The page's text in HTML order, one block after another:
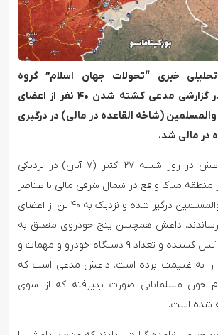
خبری “تحولات جهان اسلام” گروه
تروریستی داعش در گزارشی مدعی کشته شدن ۴۰ نفر از اعضای
(شاخه القاعده در مالی) در درگیری
در مالی شد.
بنابر این گزارش، داعش در روز شنبه ۲۷ اکتبر (۷ آبان) در نزدیکی
منطقه مناکا واقع در شمال شرقی مالی با عناصر
گروه نصرت الاسلام والمسلمین درگیر شده و نزدیک به ۴۰ تن از اعضای
رساندند. داعش همچنین پنج خودروی متعلق به
عناصر القاعده را به آتش کشیده و تعداد ۹ دستگاه خودرو و مهمات و
را به غنیمت برده است. داعش مدعی است که
خون مسلمانانی صورت پذیرفته که از سوی
شده است.